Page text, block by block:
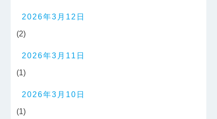
2026年3月12日
(2)
2026年3月11日
(1)
2026年3月10日
(1)